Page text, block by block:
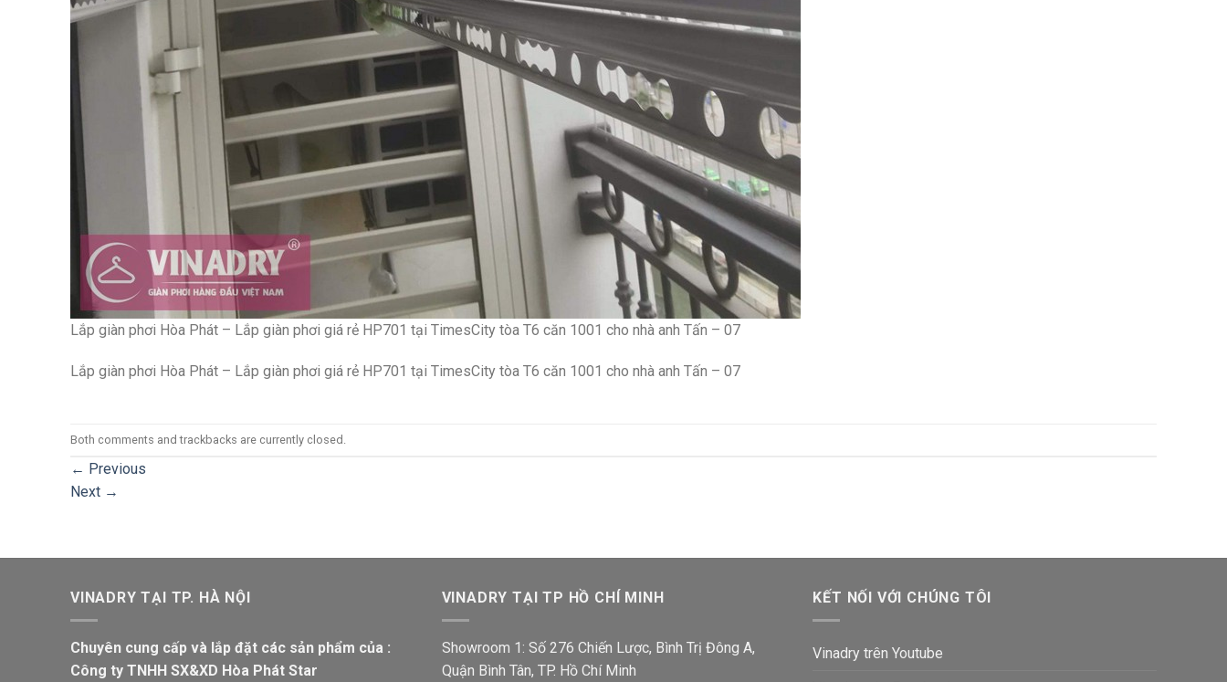
Lắp giàn phơi Hòa Phát – Lắp giàn phơi giá rẻ HP701 tại TimesCity tòa T6 căn 1001 cho nhà anh Tấn – 07
Lắp giàn phơi Hòa Phát – Lắp giàn phơi giá rẻ HP701 tại TimesCity tòa T6 căn 1001 cho nhà anh Tấn – 07
Both comments and trackbacks are currently closed.
← Previous
Next →
VINADRY TẠI TP. HÀ NỘI
Chuyên cung cấp và lắp đặt các sản phẩm của :
Công ty TNHH SX&XD Hòa Phát Star
VINADRY TẠI TP HỒ CHÍ MINH
Showroom 1: Số 276 Chiến Lược, Bình Trị Đông A,
Quận Bình Tân, TP. Hồ Chí Minh
KẾT NỐI VỚI CHÚNG TÔI
Vinadry trên Youtube